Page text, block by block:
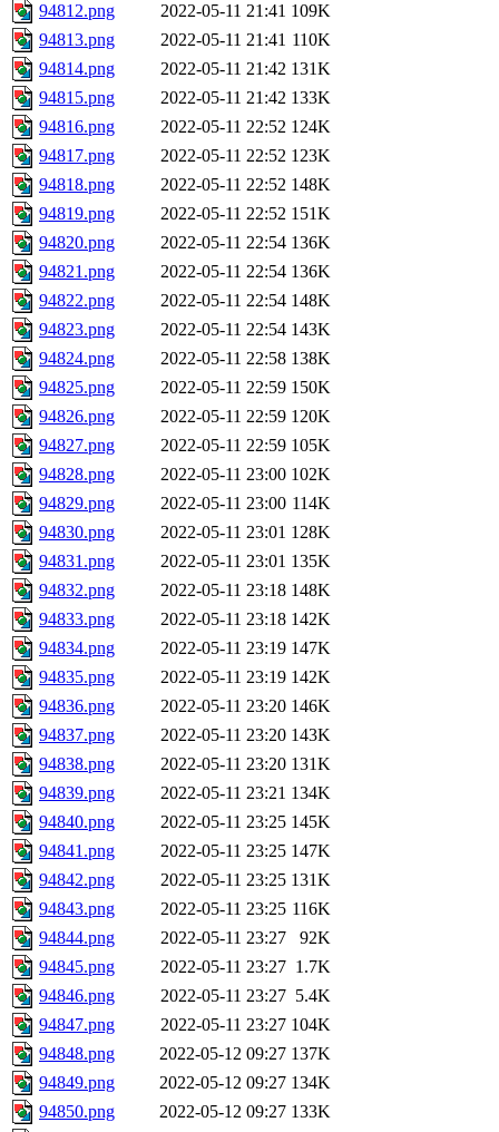
94812.png
2022-05-11 21:41 109K
94813.png
2022-05-11 21:41 110K
94814.png
2022-05-11 21:42 131K
94815.png
2022-05-11 21:42 133K
94816.png
2022-05-11 22:52 124K
94817.png
2022-05-11 22:52 123K
94818.png
2022-05-11 22:52 148K
94819.png
2022-05-11 22:52 151K
94820.png
2022-05-11 22:54 136K
94821.png
2022-05-11 22:54 136K
94822.png
2022-05-11 22:54 148K
94823.png
2022-05-11 22:54 143K
94824.png
2022-05-11 22:58 138K
94825.png
2022-05-11 22:59 150K
94826.png
2022-05-11 22:59 120K
94827.png
2022-05-11 22:59 105K
94828.png
2022-05-11 23:00 102K
94829.png
2022-05-11 23:00 114K
94830.png
2022-05-11 23:01 128K
94831.png
2022-05-11 23:01 135K
94832.png
2022-05-11 23:18 148K
94833.png
2022-05-11 23:18 142K
94834.png
2022-05-11 23:19 147K
94835.png
2022-05-11 23:19 142K
94836.png
2022-05-11 23:20 146K
94837.png
2022-05-11 23:20 143K
94838.png
2022-05-11 23:20 131K
94839.png
2022-05-11 23:21 134K
94840.png
2022-05-11 23:25 145K
94841.png
2022-05-11 23:25 147K
94842.png
2022-05-11 23:25 131K
94843.png
2022-05-11 23:25 116K
94844.png
2022-05-11 23:27
92K
94845.png
2022-05-11 23:27 1.7K
94846.png
2022-05-11 23:27 5.4K
94847.png
2022-05-11 23:27 104K
94848.png
2022-05-12 09:27 137K
94849.png
2022-05-12 09:27 134K
94850.png
2022-05-12 09:27 133K